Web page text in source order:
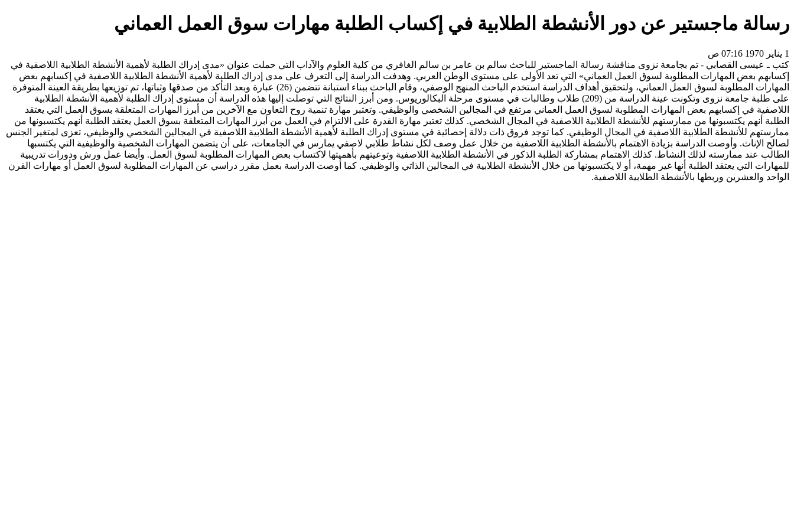
رسالة ماجستير عن دور الأنشطة الطلابية في إكساب الطلبة مهارات سوق العمل العماني
1 يناير 1970 07:16 ص
كتب ـ عيسى القصابي - تم بجامعة نزوى مناقشة رسالة الماجستير للباحث سالم بن عامر بن سالم الغافري من كلية العلوم والآداب التي حملت عنوان «مدى إدراك الطلبة لأهمية الأنشطة الطلابية اللاصفية في
إكسابهم بعض المهارات المطلوبة لسوق العمل العماني» التي تعد الأولى على مستوى الوطن العربي. وهدفت الدراسة إلى التعرف على مدى إدراك الطلبة لأهمية الأنشطة الطلابية اللاصفية في إكسابهم بعض
المهارات المطلوبة لسوق العمل العماني، ولتحقيق أهداف الدراسة استخدم الباحث المنهج الوصفي، وقام الباحث ببناء استبانة تتضمن (26) عبارة وبعد التأكد من صدقها وثباتها، تم توزيعها بطريقة العينة المتوفرة
على طلبة جامعة نزوى وتكونت عينة الدراسة من (209) طلاب وطالبات في مستوى مرحلة البكالوريوس. ومن أبرز النتائج التي توصلت إليها هذه الدراسة أن مستوى إدراك الطلبة لأهمية الأنشطة الطلابية
اللاصفية في إكسابهم بعض المهارات المطلوبة لسوق العمل العماني مرتفع في المجالين الشخصي والوظيفي. وتعتبر مهارة تنمية روح التعاون مع الآخرين من أبرز المهارات المتعلقة بسوق العمل التي يعتقد
الطلبة أنهم يكتسبونها من ممارستهم للأنشطة الطلابية اللاصفية في المجال الشخصي. كذلك تعتبر مهارة القدرة على الالتزام في العمل من أبرز المهارات المتعلقة بسوق العمل يعتقد الطلبة أنهم يكتسبونها من
ممارستهم للأنشطة الطلابية اللاصفية في المجال الوظيفي. كما توجد فروق ذات دلالة إحصائية في مستوى إدراك الطلبة لأهمية الأنشطة الطلابية اللاصفية في المجالين الشخصي والوظيفي، تعزى لمتغير الجنس
لصالح الإناث. وأوصت الدراسة بزيادة الاهتمام بالأنشطة الطلابية اللاصفية من خلال عمل وصف لكل نشاط طلابي لاصفي يمارس في الجامعات، على أن يتضمن المهارات الشخصية والوظيفية التي يكتسبها
الطالب عند ممارسته لذلك النشاط. كذلك الاهتمام بمشاركة الطلبة الذكور في الأنشطة الطلابية اللاصفية وتوعيتهم بأهميتها لاكتساب بعض المهارات المطلوبة لسوق العمل. وأيضا عمل ورش ودورات تدريبية
للمهارات التي يعتقد الطلبة أنها غير مهمة، أو لا يكتسبونها من خلال الأنشطة الطلابية في المجالين الذاتي والوظيفي. كما أوصت الدراسة بعمل مقرر دراسي عن المهارات المطلوبة لسوق العمل أو مهارات القرن
الواحد والعشرين وربطها بالأنشطة الطلابية اللاصفية.